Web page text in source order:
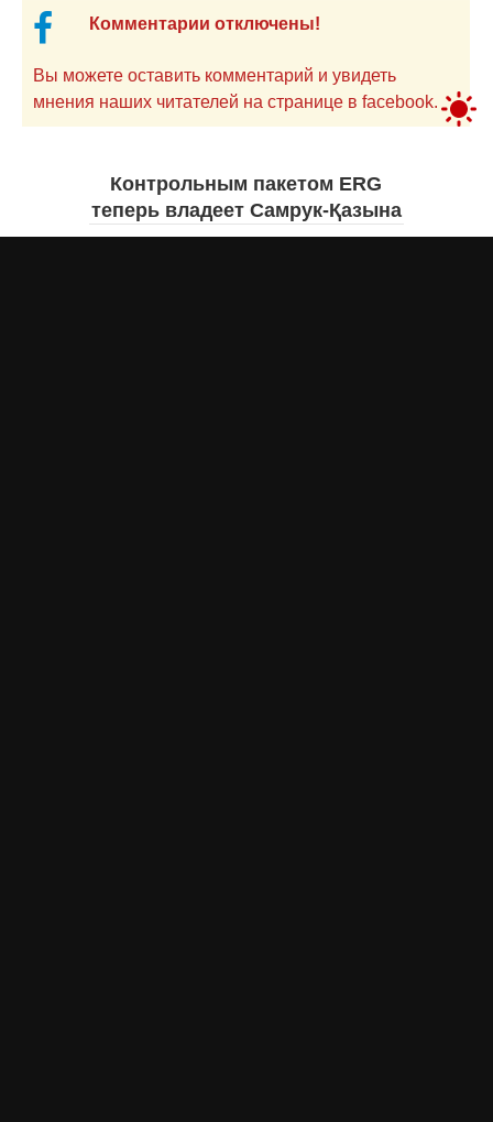
Комментарии отключены!
Вы можете оставить комментарий и увидеть
мнения наших читателей на странице в facebook.
Контрольным пакетом ERG
теперь владеет Самрук-Қазына